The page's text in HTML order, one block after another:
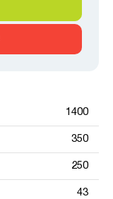
1400
350
250
43